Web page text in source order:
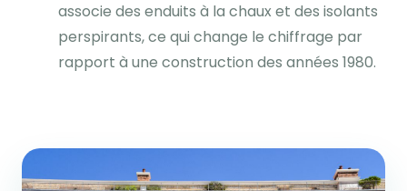
associe des enduits à la chaux et des isolants
perspirants, ce qui change le chiffrage par
rapport à une construction des années 1980.